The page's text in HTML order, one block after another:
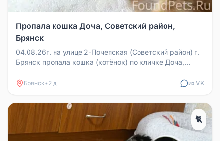
Пропала кошка Доча, Советский район,
Брянск
04.08.26г. на улице 2-Почепская (Советский район) г.
Брянск пропала кошка (котёнок) по кличке Доча,
Брянск• 2 д из VK
🐈